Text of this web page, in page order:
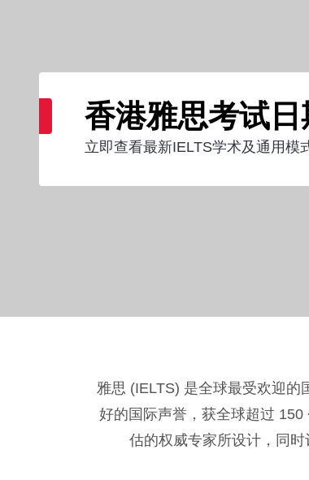
香港雅思考试日
立即查看最新IELTS学术及通用模
雅思 (IELTS) 是全球最受欢迎的
好的国际声誉，获全球超过
估的权威专家所设计，同